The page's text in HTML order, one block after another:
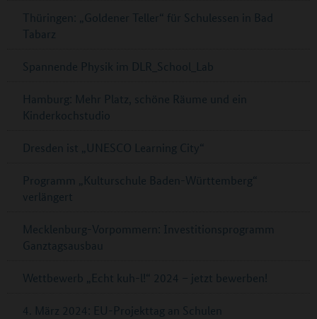
Thüringen: „Goldener Teller“ für Schulessen in Bad
Tabarz
Spannende Physik im DLR_School_Lab
Hamburg: Mehr Platz, schöne Räume und ein
Kinderkochstudio
Dresden ist „UNESCO Learning City“
Programm „Kulturschule Baden-Württemberg“
verlängert
Mecklenburg-Vorpommern: Investitionsprogramm
Ganztagsausbau
Wettbewerb „Echt kuh-l!“ 2024 – jetzt bewerben!
4. März 2024: EU-Projekttag an Schulen